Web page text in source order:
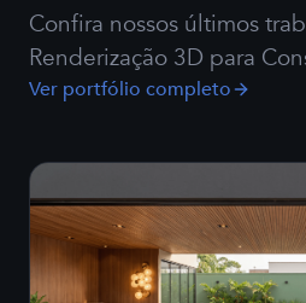
Confira nossos últimos
Renderização 3D para
Ver portfólio completo